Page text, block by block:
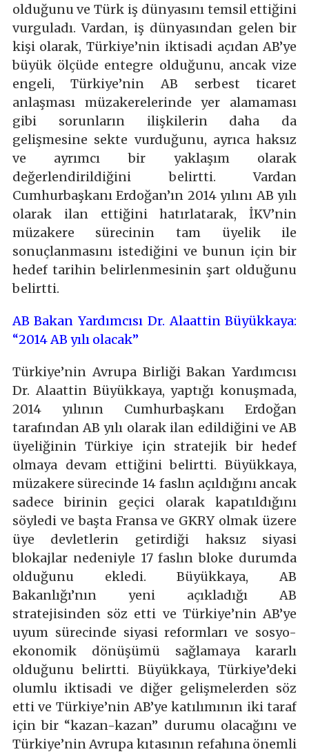
olduğunu ve Türk iş dünyasını temsil ettiğini
vurguladı. Vardan, iş dünyasından gelen bir
kişi olarak, Türkiye’nin iktisadi açıdan AB’ye
büyük ölçüde entegre olduğunu, ancak vize
engeli, Türkiye’nin AB serbest ticaret
anlaşması müzakerelerinde yer alamaması
gibi sorunların ilişkilerin daha da
gelişmesine sekte vurduğunu, ayrıca haksız
ve ayrımcı bir yaklaşım olarak
değerlendirildiğini belirtti. Vardan
Cumhurbaşkanı Erdoğan’ın 2014 yılını AB yılı
olarak ilan ettiğini hatırlatarak, İKV’nin
müzakere sürecinin tam üyelik ile
sonuçlanmasını istediğini ve bunun için bir
hedef tarihin belirlenmesinin şart olduğunu
belirtti.
AB Bakan Yardımcısı Dr. Alaattin Büyükkaya:
“2014 AB yılı olacak”
Türkiye’nin Avrupa Birliği Bakan Yardımcısı
Dr. Alaattin Büyükkaya, yaptığı konuşmada,
2014 yılının Cumhurbaşkanı Erdoğan
tarafından AB yılı olarak ilan edildiğini ve AB
üyeliğinin Türkiye için stratejik bir hedef
olmaya devam ettiğini belirtti. Büyükkaya,
müzakere sürecinde 14 faslın açıldığını ancak
sadece birinin geçici olarak kapatıldığını
söyledi ve başta Fransa ve GKRY olmak üzere
üye devletlerin getirdiği haksız siyasi
blokajlar nedeniyle 17 faslın bloke durumda
olduğunu ekledi. Büyükkaya, AB
Bakanlığı’nın yeni açıkladığı AB
stratejisinden söz etti ve Türkiye’nin AB’ye
uyum sürecinde siyasi reformları ve sosyo-
ekonomik dönüşümü sağlamaya kararlı
olduğunu belirtti. Büyükkaya, Türkiye’deki
olumlu iktisadi ve diğer gelişmelerden söz
etti ve Türkiye’nin AB’ye katılımının iki taraf
için bir “kazan-kazan” durumu olacağını ve
Türkiye’nin Avrupa kıtasının refahına önemli